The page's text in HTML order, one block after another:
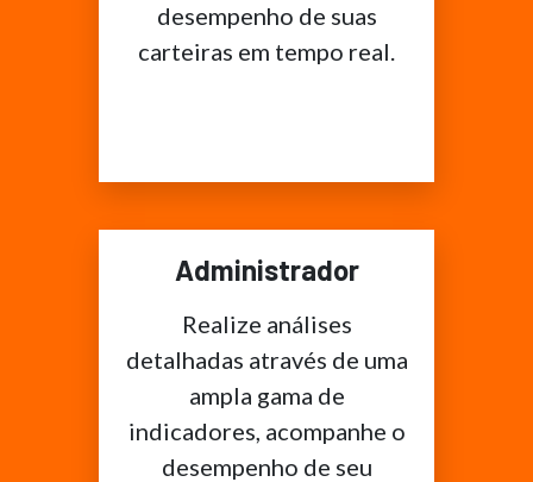
desempenho de suas
carteiras em tempo real.
Administrador
Realize análises
detalhadas através de uma
ampla gama de
indicadores, acompanhe o
desempenho de seu